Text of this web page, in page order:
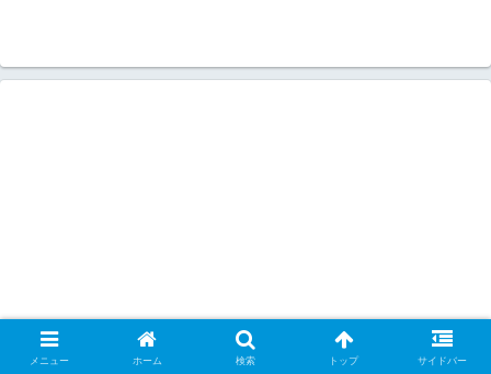
メニュー ホーム 検索 トップ サイドバー